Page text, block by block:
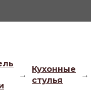
→
Кухонные
стулья
→